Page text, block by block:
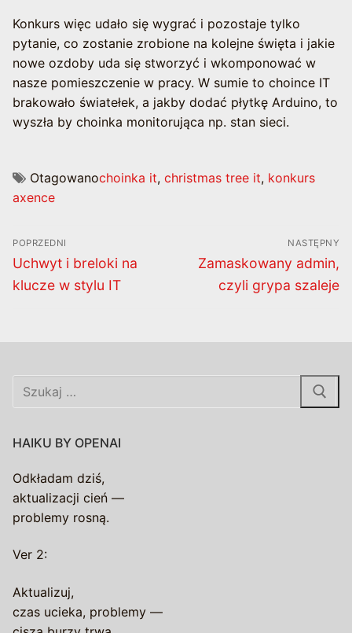
Konkurs więc udało się wygrać i pozostaje tylko
pytanie, co zostanie zrobione na kolejne święta i jakie
nowe ozdoby uda się stworzyć i wkomponować w
nasze pomieszczenie w pracy. W sumie to choince IT
brakowało światełek, a jakby dodać płytkę Arduino, to
wyszła by choinka monitorująca np. stan sieci.
Otagowanochoinka it, christmas tree it, konkurs
axence
Nawigacja
wpisu
POPRZEDNI
Poprzedni
wpis:
Uchwyt i breloki na
klucze w stylu IT
NASTĘPNY
Następny
wpis:
Zamaskowany admin,
czyli grypa szaleje
Szukaj:
HAIKU BY OPENAI
Odkładam dziś,
aktualizacji cień —
problemy rosną.
Ver 2:
Aktualizuj,
czas ucieka, problemy —